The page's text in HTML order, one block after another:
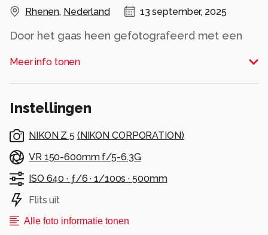
Rhenen, Nederland 13 september, 2025
Door het gaas heen gefotografeerd met een
Ik vind hm wel geslaagd, wat vind jij?
Meer info tonen
Instellingen
NIKON Z 5 ( NIKON CORPORATION)
VR 150-600mm f/5-6.3G
ISO 640 · ƒ/6 ·1/100s ·500mm
Flits uit
Alle foto informatie tonen